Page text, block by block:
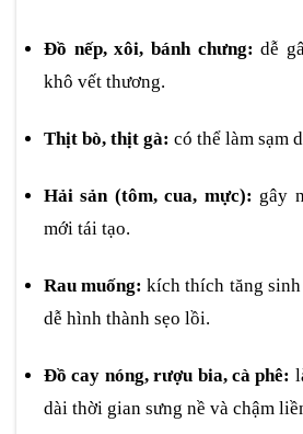
Đồ nếp, xôi, bánh chưng: dễ
khô vết thương.
Thịt bò, thịt gà: có thể làm sạm
Hải sản (tôm, cua, mực): gây
mới tái tạo.
Rau muống: kích thích tăng
dễ hình thành sẹo lồi.
Đồ cay nóng, rượu bia, cà phê:
dài thời gian sưng nề và chậm